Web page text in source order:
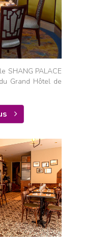
SHANG PALACE
Grand Hôtel de